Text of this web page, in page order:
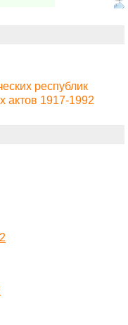
республик
актов 1917-1992